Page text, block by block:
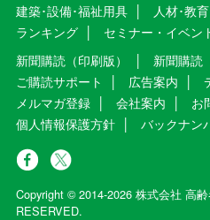
建築･設備･福祉用具
人材･教育
ランキング
セミナー・イベン
新聞購読（印刷版）
新聞購読
ご購読サポート
広告案内
メルマガ登録
会社案内
お
個人情報保護方針
バックナン
Copyright © 2014-2026 株式会社 高
RESERVED.